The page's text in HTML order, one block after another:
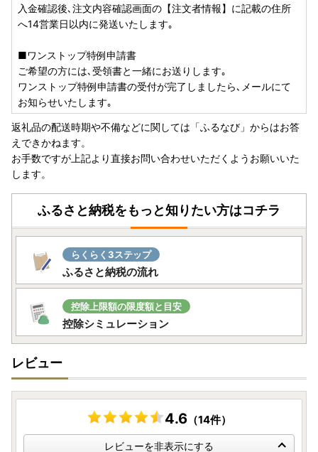
～提出する書類～
◆ワンストップ特例申請書（寄附金税額控除に係る申告特例
申請書をダウンロードの上、個人番号・生年月日・チェッ
ク欄を記入してください。
◆添付書類
・マイナンバーカードをお持ちの方…マイナンバーカードの
両面の写し
・通知カード（氏名、住所等が住民票の記載事項と一致した
もの）をお持ちの方…通知カードの両面の写し、身分証の写
し
・マイナンバーカードも通知カードもお持ちでない方…マイ
ナンバーが記載された住民票の写し、身分証の写し
※身分証として利用できるもの
の他国が発行する顔写真付きの身分証明書（顔写真が表示さ
れ、氏名、生年月日または住所が確認できるようにしてくだ
さい）
～提出先～
〒400-0864 山梨県甲府市湯田2-12-18
※令和8年1月10日必着（期限を過ぎて提出された場合は受け
付けいたしかねますのでご了承ください。）
※渋谷区では、ワンストップ特例申請受付を外部委託してい
《年末年始の対応について》
入金確認後､注文内容確認画面の【注文者情報】に記載の住所
へ14営業日以内に発送いたします｡
■ワンストップ特例申請書
ご希望の方には､受領書と一緒にお送りします｡
ワンストップ特例申請書の受付が完了しましたら､メールにて
お知らせいたします｡
返礼品の配送時期や不備などに関しては「ふるなび」からはお答
えできかねます。
お手数ですが上記より直接お問い合わせいただくようお願いいた
します。
ふるさと納税をもっと知りたい方はコチラ
らくらく3ステップ
ふるさと納税の流れ
控除上限額の限度額と目安
控除シミュレーション
レビュー
4.6（14件）
レビューを非表示にする